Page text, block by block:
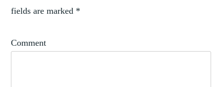
fields are marked *
Comment